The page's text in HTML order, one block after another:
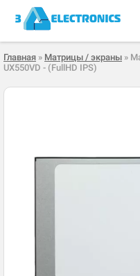
Главная » Матрицы / экраны »
UX550VD - (FullHD IPS)